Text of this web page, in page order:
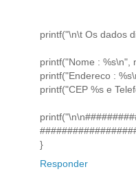
printf("\n\t Os dados
printf("Nome : %s\n",
printf("Endereco :
printf("CEP %s e
}
Responder